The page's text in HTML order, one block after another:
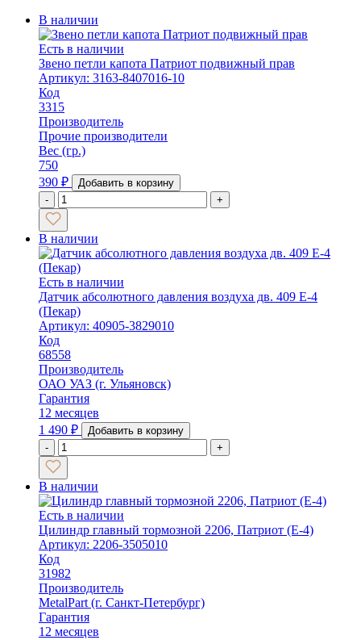
В наличии
Есть в наличии
Звено петли капота Патриот подвижный прав
Артикул: 3163-8407016-10
Код
3315
Производитель
Прочие производители
Вес (гр.)
750
390 ₽
Добавить в корзину
-
+
В наличии
Есть в наличии
Датчик абсолютного давления воздуха дв. 409 Е-4
(Пекар)
Артикул: 40905-3829010
Код
68558
Производитель
ОАО УАЗ (г. Ульяновск)
Гарантия
12 месяцев
1 490 ₽
Добавить в корзину
-
+
В наличии
Есть в наличии
Цилиндр главный тормозной 2206, Патриот (Е-4)
Артикул: 2206-3505010
Код
31982
Производитель
MetalPart (г. Санкт-Петербург)
Гарантия
12 месяцев